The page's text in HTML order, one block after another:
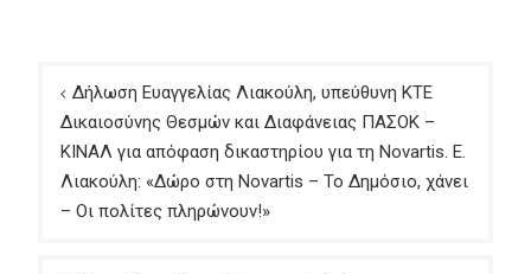
Πλοήγηση
άρθρων
Δήλωση Ευαγγελίας Λιακούλη, υπεύθυνη ΚΤΕ
Δικαιοσύνης Θεσμών και Διαφάνειας ΠΑΣΟΚ –
ΚΙΝΑΛ για απόφαση δικαστηρίου για τη Novartis. Ε.
Λιακούλη: «Δώρο στη Novartis – Το Δημόσιο, χάνει
– Οι πολίτες πληρώνουν!»